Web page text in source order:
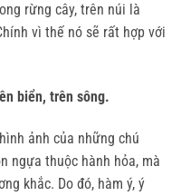
rừng cây, trên núi là
vì thế nó sẽ rất hợp với
biển, trên sông.
ảnh của những chú
ngựa thuộc hành hỏa, mà
khắc. Do đó, hàm ý, ý